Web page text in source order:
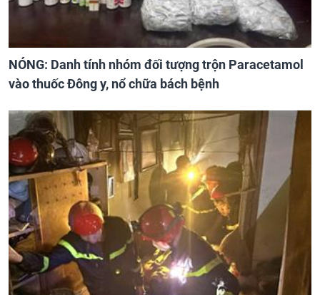
NÓNG: Danh tính nhóm đối tượng trộn Paracetamol
vào thuốc Đông y, nổ chữa bách bệnh